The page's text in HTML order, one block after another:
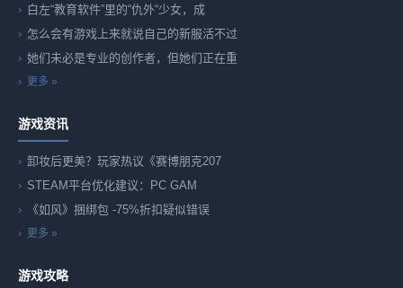
白左“教育软件”里的“仇外“少女，成
怎么会有游戏上来就说自己的新服活不过
她们未必是专业的创作者，但她们正在重
更多 »
游戏资讯
卸妆后更美？玩家热议《赛博朋克207
STEAM平台优化建议：PC GAM
《如风》捆绑包 -75%折扣疑似错误
更多 »
游戏攻略